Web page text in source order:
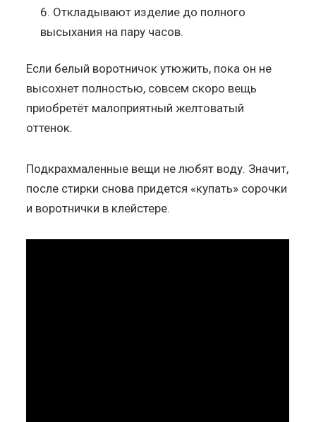
Откладывают изделие до полного
высыхания на пару часов.
Если белый воротничок утюжить, пока он не
высохнет полностью, совсем скоро вещь
приобретёт малоприятный желтоватый
оттенок.
Подкрахмаленные вещи не любят воду. Значит,
после стирки снова придется «купать» сорочки
и воротнички в клейстере.